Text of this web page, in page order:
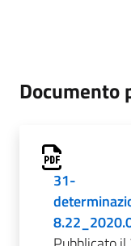
Documento
31-